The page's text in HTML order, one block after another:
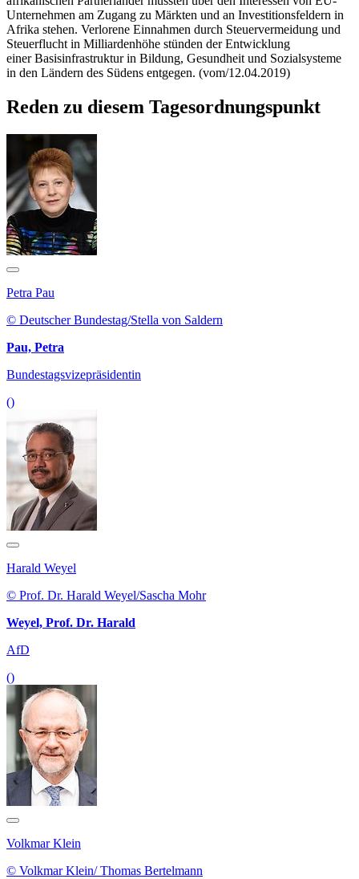
Unternehmen am Zugang zu Märkten und an Investitionsfeldern in
Afrika stehen. Verlorene Einnahmen durch Steuervermeidung und
Steuerflucht in Milliardenhöhe stünden der Entwicklung
einer Basisinfrastruktur in Bildung, Gesundheit und Sozialsysteme
in den Ländern des Südens entgegen. (vom/12.04.2019)
Reden zu diesem Tagesordnungspunkt
Petra Pau
© Deutscher Bundestag/Stella von Saldern
Pau, Petra
Bundestagsvizepräsidentin
()
Harald Weyel
© Prof. Dr. Harald Weyel/Sascha Mohr
Weyel, Prof. Dr. Harald
AfD
()
Volkmar Klein
© Volkmar Klein/ Thomas Bertelmann